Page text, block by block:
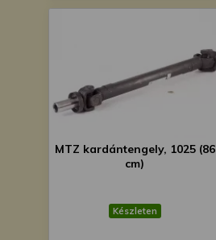
MTZ kardántengely, 1025 (86
cm)
Készleten